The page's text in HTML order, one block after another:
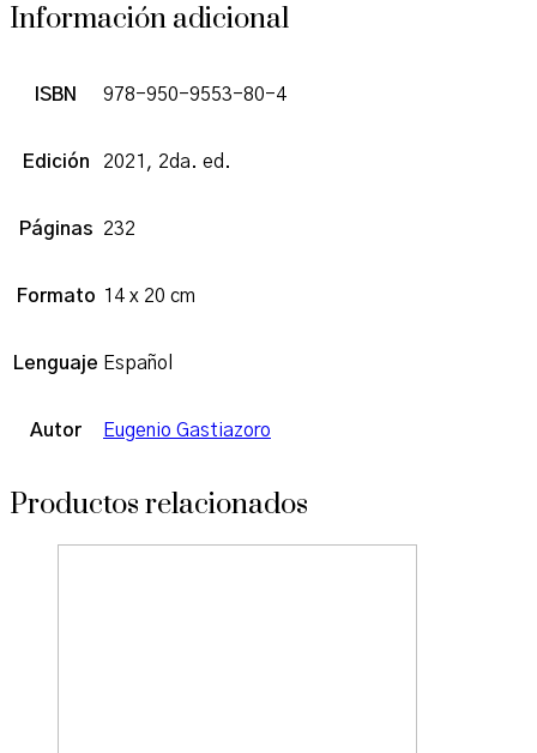
Información adicional
ISBN 978-950-9553-80-4
Edición 2021, 2da. ed.
Páginas 232
Formato 14 x 20 cm
Lenguaje Español
Autor Eugenio Gastiazoro
Productos relacionados